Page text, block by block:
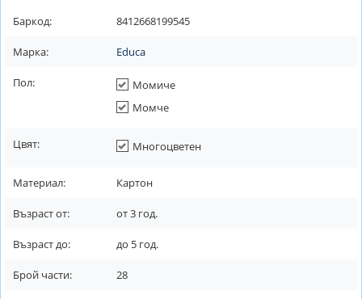
Баркод: 8412668199545
Марка: Educa
Пол:
Момиче
Момче
Цвят: Многоцветен
Материал: Картон
Възраст от: от3 год.
Възраст до: до 5 год.
Брой части: 28